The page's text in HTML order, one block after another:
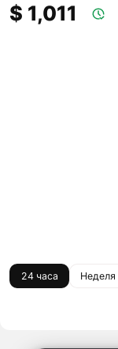
$ 1,011
24 часа Неделя